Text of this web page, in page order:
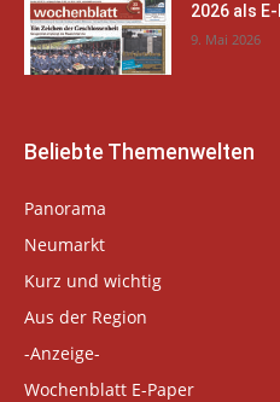
2026 als
9. Mai 2026
Beliebte Themenwelten
Panorama
Neumarkt
Kurz und wichtig
Aus der Region
-Anzeige-
Wochenblatt E-Paper